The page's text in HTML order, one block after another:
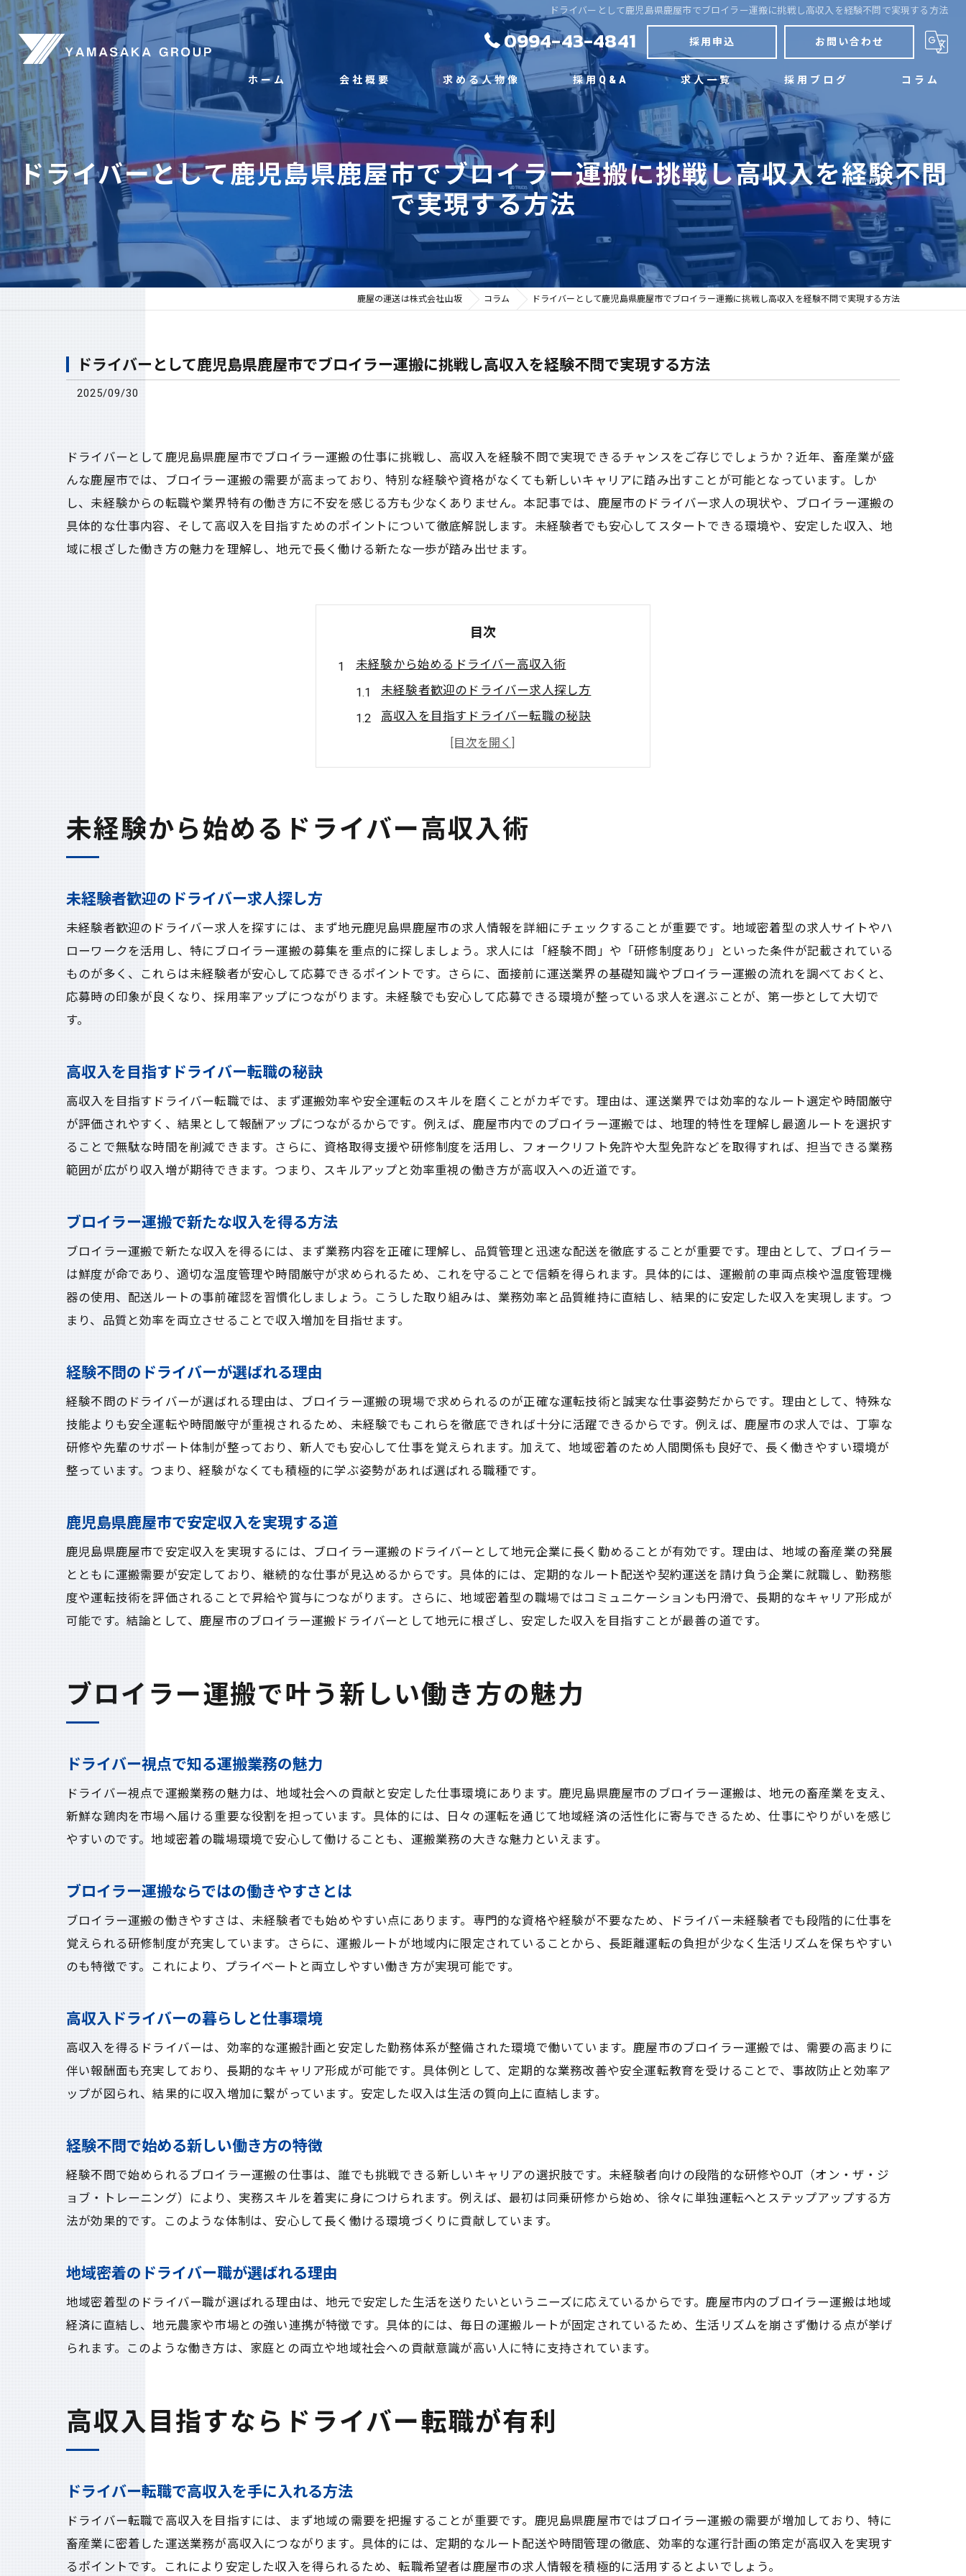
ドライバーとして鹿児島県鹿屋市でブロイラー運搬に挑戦し高収入を経験不問で実現する方法
0994-43-4841 採用申込 お問い合わせ
ホーム 会社概要
代表挨拶
ビジョン
求める人物像 採用Q&A 求人一覧 採用ブログ コラム
ドライバーとして鹿児島県鹿屋市でブロイラー運搬に挑戦し高収入を経験不問
で実現する方法
鹿屋の運送は株式会社山坂 コラム ドライバーとして鹿児島県鹿屋市でブロイラー運搬に挑戦し高収入を経験不問で実現する方法
ドライバーとして鹿児島県鹿屋市でブロイラー運搬に挑戦し高収入を経験不問で実現する方法
2025/09/30
ドライバーとして鹿児島県鹿屋市でブロイラー運搬の仕事に挑戦し、高収入を経験不問で実現できるチャンスをご存じでしょうか？近年、畜産業が盛
んな鹿屋市では、ブロイラー運搬の需要が高まっており、特別な経験や資格がなくても新しいキャリアに踏み出すことが可能となっています。しか
し、未経験からの転職や業界特有の働き方に不安を感じる方も少なくありません。本記事では、鹿屋市のドライバー求人の現状や、ブロイラー運搬の
具体的な仕事内容、そして高収入を目指すためのポイントについて徹底解説します。未経験者でも安心してスタートできる環境や、安定した収入、地
域に根ざした働き方の魅力を理解し、地元で長く働ける新たな一歩が踏み出せます。
目次
未経験から始めるドライバー高収入術
未経験者歓迎のドライバー求人探し方
高収入を目指すドライバー転職の秘訣
ブロイラー運搬で新たな収入を得る方法
経験不問のドライバーが選ばれる理由
ブロイラー運搬で叶う新しい働き方の魅力
ドライバー視点で知る運搬業務の魅力
経験不問で始める新しい働き方の特徴
地域密着のドライバー職が選ばれる理由
高収入目指すならドライバー転職が有利
ドライバー転職で高収入を手に入れる方法
ドライバー転職が安定収入につながる理由
経験不問で挑戦できる運搬業務の実態
ドライバー未経験でも安心の研修内容
面接時に確認すべき運搬業務のポイント
ドライバーで安定収入が叶う仕組みを解説
高収入と安定を両立できる仕事選びのコツ
働きやすさ重視の職場環境を徹底解説
ドライバーに優しい職場環境の特徴とは
高収入でも無理なく働ける環境を選ぶ
職場環境が良いドライバー求人の見極め方
未経験から始めるドライバー高収入術
未経験者歓迎のドライバー求人探し方
未経験者歓迎のドライバー求人を探すには、まず地元鹿児島県鹿屋市の求人情報を詳細にチェックすることが重要です。地域密着型の求人サイトやハ
ローワークを活用し、特にブロイラー運搬の募集を重点的に探しましょう。求人には「経験不問」や「研修制度あり」といった条件が記載されている
ものが多く、これらは未経験者が安心して応募できるポイントです。さらに、面接前に運送業界の基礎知識やブロイラー運搬の流れを調べておくと、
応募時の印象が良くなり、採用率アップにつながります。未経験でも安心して応募できる環境が整っている求人を選ぶことが、第一歩として大切で
す。
高収入を目指すドライバー転職の秘訣
高収入を目指すドライバー転職では、まず運搬効率や安全運転のスキルを磨くことがカギです。理由は、運送業界では効率的なルート選定や時間厳守
が評価されやすく、結果として報酬アップにつながるからです。例えば、鹿屋市内でのブロイラー運搬では、地理的特性を理解し最適ルートを選択す
ることで無駄な時間を削減できます。さらに、資格取得支援や研修制度を活用し、フォークリフト免許や大型免許などを取得すれば、担当できる業務
範囲が広がり収入増が期待できます。つまり、スキルアップと効率重視の働き方が高収入への近道です。
ブロイラー運搬で新たな収入を得る方法
ブロイラー運搬で新たな収入を得るには、まず業務内容を正確に理解し、品質管理と迅速な配送を徹底することが重要です。理由として、ブロイラー
は鮮度が命であり、適切な温度管理や時間厳守が求められるため、これを守ることで信頼を得られます。具体的には、運搬前の車両点検や温度管理機
器の使用、配送ルートの事前確認を習慣化しましょう。こうした取り組みは、業務効率と品質維持に直結し、結果的に安定した収入を実現します。つ
まり、品質と効率を両立させることで収入増加を目指せます。
経験不問のドライバーが選ばれる理由
経験不問のドライバーが選ばれる理由は、ブロイラー運搬の現場で求められるのが正確な運転技術と誠実な仕事姿勢だからです。理由として、特殊な
技能よりも安全運転や時間厳守が重視されるため、未経験でもこれらを徹底できれば十分に活躍できるからです。例えば、鹿屋市の求人では、丁寧な
研修や先輩のサポート体制が整っており、新人でも安心して仕事を覚えられます。加えて、地域密着のため人間関係も良好で、長く働きやすい環境が
整っています。つまり、経験がなくても積極的に学ぶ姿勢があれば選ばれる職種です。
鹿児島県鹿屋市で安定収入を実現する道
鹿児島県鹿屋市で安定収入を実現するには、ブロイラー運搬のドライバーとして地元企業に長く勤めることが有効です。理由は、地域の畜産業の発展
とともに運搬需要が安定しており、継続的な仕事が見込めるからです。具体的には、定期的なルート配送や契約運送を請け負う企業に就職し、勤務態
度や運転技術を評価されることで昇給や賞与につながります。さらに、地域密着型の職場ではコミュニケーションも円滑で、長期的なキャリア形成が
可能です。結論として、鹿屋市のブロイラー運搬ドライバーとして地元に根ざし、安定した収入を目指すことが最善の道です。
ブロイラー運搬で叶う新しい働き方の魅力
ドライバー視点で知る運搬業務の魅力
ドライバー視点で運搬業務の魅力は、地域社会への貢献と安定した仕事環境にあります。鹿児島県鹿屋市のブロイラー運搬は、地元の畜産業を支え、
新鮮な鶏肉を市場へ届ける重要な役割を担っています。具体的には、日々の運転を通じて地域経済の活性化に寄与できるため、仕事にやりがいを感じ
やすいのです。地域密着の職場環境で安心して働けることも、運搬業務の大きな魅力といえます。
ブロイラー運搬ならではの働きやすさとは
ブロイラー運搬の働きやすさは、未経験者でも始めやすい点にあります。専門的な資格や経験が不要なため、ドライバー未経験者でも段階的に仕事を
覚えられる研修制度が充実しています。さらに、運搬ルートが地域内に限定されていることから、長距離運転の負担が少なく生活リズムを保ちやすい
のも特徴です。これにより、プライベートと両立しやすい働き方が実現可能です。
高収入ドライバーの暮らしと仕事環境
高収入を得るドライバーは、効率的な運搬計画と安定した勤務体系が整備された環境で働いています。鹿屋市のブロイラー運搬では、需要の高まりに
伴い報酬面も充実しており、長期的なキャリア形成が可能です。具体例として、定期的な業務改善や安全運転教育を受けることで、事故防止と効率ア
ップが図られ、結果的に収入増加に繋がっています。安定した収入は生活の質向上に直結します。
経験不問で始める新しい働き方の特徴
経験不問で始められるブロイラー運搬の仕事は、誰でも挑戦できる新しいキャリアの選択肢です。未経験者向けの段階的な研修やOJT（オン・ザ・ジ
ョブ・トレーニング）により、実務スキルを着実に身につけられます。例えば、最初は同乗研修から始め、徐々に単独運転へとステップアップする方
法が効果的です。このような体制は、安心して長く働ける環境づくりに貢献しています。
地域密着のドライバー職が選ばれる理由
地域密着型のドライバー職が選ばれる理由は、地元で安定した生活を送りたいというニーズに応えているからです。鹿屋市内のブロイラー運搬は地域
経済に直結し、地元農家や市場との強い連携が特徴です。具体的には、毎日の運搬ルートが固定されているため、生活リズムを崩さず働ける点が挙げ
られます。このような働き方は、家庭との両立や地域社会への貢献意識が高い人に特に支持されています。
高収入目指すならドライバー転職が有利
ドライバー転職で高収入を手に入れる方法
ドライバー転職で高収入を目指すには、まず地域の需要を把握することが重要です。鹿児島県鹿屋市ではブロイラー運搬の需要が増加しており、特に
畜産業に密着した運送業務が高収入につながります。具体的には、定期的なルート配送や時間管理の徹底、効率的な運行計画の策定が高収入を実現す
るポイントです。これにより安定した収入を得られるため、転職希望者は鹿屋市の求人情報を積極的に活用するとよいでしょう。